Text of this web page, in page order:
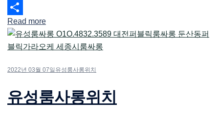
Email
Share
Read more
2022년 03월 07일 유성룸사롱위치
유성룸사롱위치